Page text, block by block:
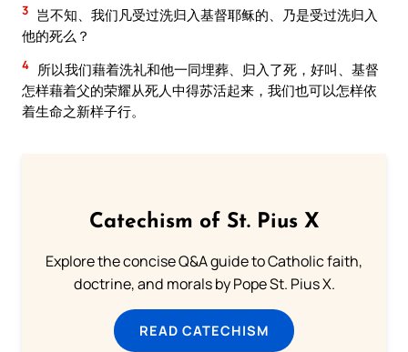
3 岂不知、我们凡受过洗归入基督耶稣的、乃是受过洗归入
他的死么？
4 所以我们藉着洗礼和他一同埋葬、归入了死，好叫、基督
怎样藉着父的荣耀从死人中得苏活起来，我们也可以怎样依
着生命之新样子行。
Catechism of St. Pius X
Explore the concise Q&A guide to Catholic faith,
doctrine, and morals by Pope St. Pius X.
READ CATECHISM